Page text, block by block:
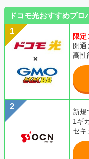
ドコモ光おすすめプロ
限定
開
高性
新規
1ギ
セキ